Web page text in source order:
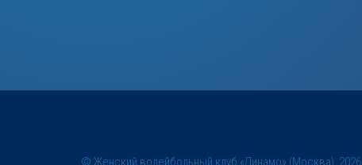
© Женский волейбольный клуб «Динамо» (Москва), 2026